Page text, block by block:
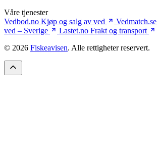
Våre tjenester
Vedbod.no Kjøp og salg av ved Vedmatch.se
ved – Sverige
Lastet.no Frakt og transport
© 2026 Fiskeavisen. Alle rettigheter reservert.